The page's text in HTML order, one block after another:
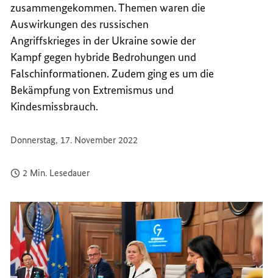
zusammengekommen. Themen waren die
Auswirkungen des russischen
Angriffskrieges in der Ukraine sowie der
Kampf gegen hybride Bedrohungen und
Falschinformationen. Zudem ging es um die
Bekämpfung von Extremismus und
Kindesmissbrauch.
Donnerstag, 17. November 2022
2 Min. Lesedauer